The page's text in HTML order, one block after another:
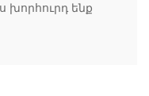
ենք